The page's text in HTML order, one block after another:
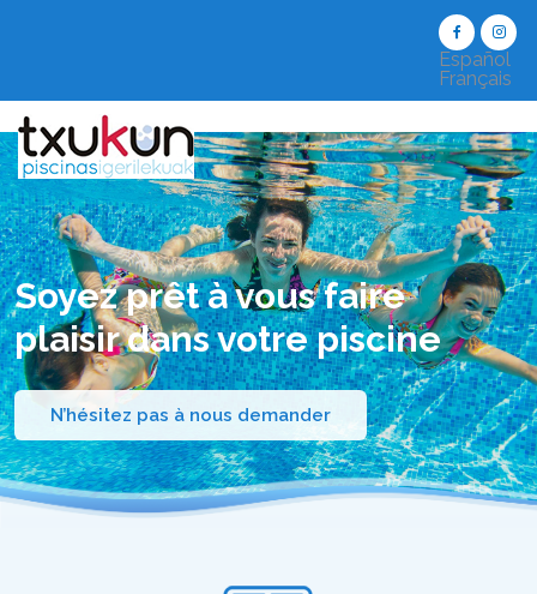
Español
Français
Soyez prêt à vous faire
plaisir dans votre piscine
N’hésitez pas à nous demander